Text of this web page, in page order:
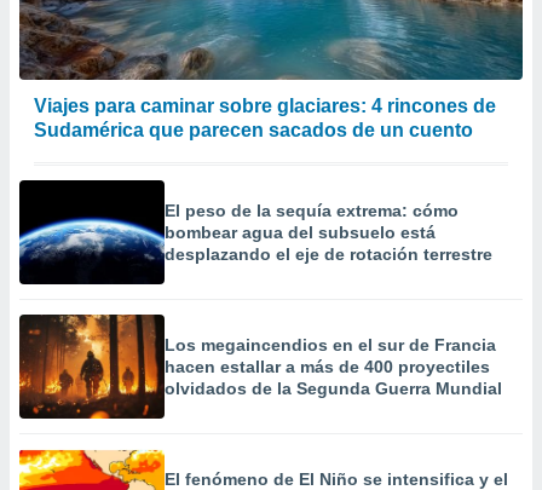
Viajes para caminar sobre glaciares: 4 rincones de
Sudamérica que parecen sacados de un cuento
El peso de la sequía extrema: cómo
bombear agua del subsuelo está
desplazando el eje de rotación terrestre
Los megaincendios en el sur de Francia
hacen estallar a más de 400 proyectiles
olvidados de la Segunda Guerra Mundial
El fenómeno de El Niño se intensifica y el